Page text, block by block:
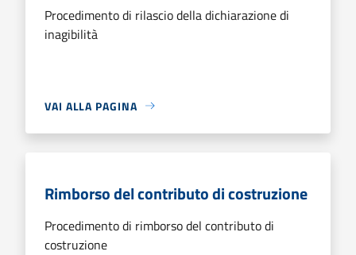
Procedimento di rilascio della dichiarazione di
inagibilità
VAI ALLA PAGINA
Rimborso del contributo di costruzione
Procedimento di rimborso del contributo di
costruzione